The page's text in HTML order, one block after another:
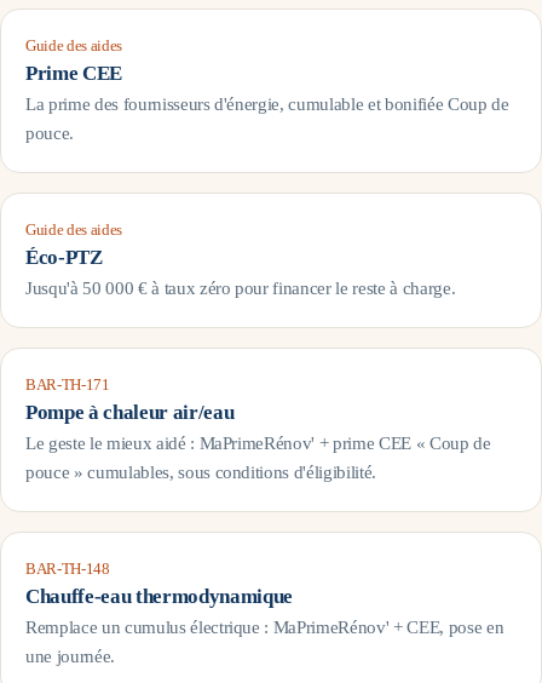
Guide des aides
Prime CEE
La prime des fournisseurs d'énergie, cumulable et bonifiée Coup de
pouce.
Guide des aides
Éco-PTZ
Jusqu'à 50 000 € à taux zéro pour financer le reste à charge.
BAR-TH-171
Pompe à chaleur air/eau
Le geste le mieux aidé : MaPrimeRénov' + prime CEE « Coup de
pouce » cumulables, sous conditions d'éligibilité.
BAR-TH-148
Chauffe-eau thermodynamique
Remplace un cumulus électrique : MaPrimeRénov' + CEE, pose en
une journée.